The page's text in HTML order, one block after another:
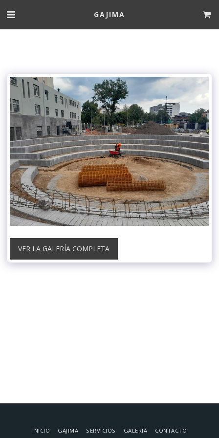
GAJIMA
VER LA GALERÍA COMPLETA
INICIO GAJIMA SERVICIOS GALERIA CONTACTO